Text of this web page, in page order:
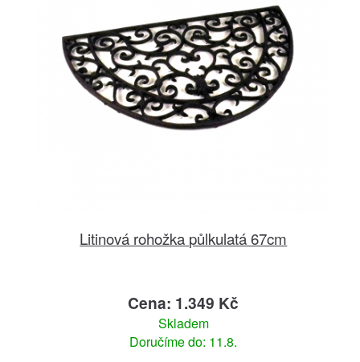
Litinová rohožka půlkulatá 67cm
Cena: 1.349 Kč
Skladem
Doručíme do: 11.8.